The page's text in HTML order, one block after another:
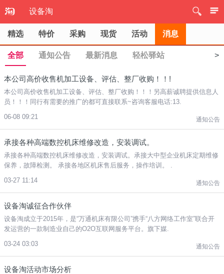
设备淘
精选 特价 采购 现货 活动 消息
全部 通知公告 最新消息 轻松驿站 >
本公司高价收售机加工设备、评估、整厂收购！！!
本公司高价收售机加工设备、评估、整厂收购！！！另高薪诚聘提供信息人
员！！！同行有需要的推广的都可直接联系~咨询客服电话:13.
06-08 09:21 通知公告
承接各种高端数控机床维修改造，安装调试。
承接各种高端数控机床维修改造，安装调试。承接大中型企业机床定期维修
保养，故障检测。 承接各地区机床售后服务，操作培训。 .
03-27 11:14 通知公告
设备淘诚征合作伙伴
设备淘成立于2015年，是“万通机床有限公司”携手“八方网络工作室”联合开
发运营的一款制造业自己的O2O互联网服务平台。旗下媒.
03-24 03:03 通知公告
设备淘活动市场分析